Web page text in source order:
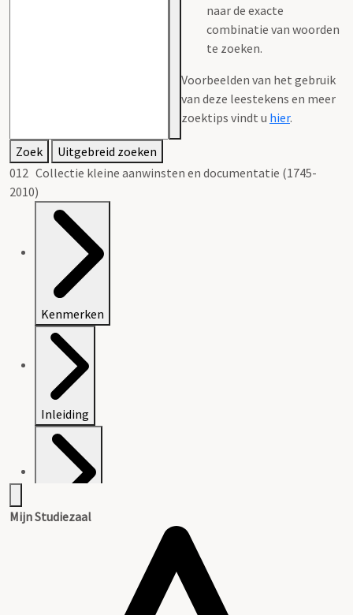
naar de exacte
combinatie van woorden
te zoeken.
Voorbeelden van het gebruik
van deze leestekens en meer
zoektips vindt u hier.
Zoek
Uitgebreid zoeken
012 Collectie kleine aanwinsten en documentatie (1745-
2010)
Kenmerken
Inleiding
Inventaris
Mijn Studiezaal